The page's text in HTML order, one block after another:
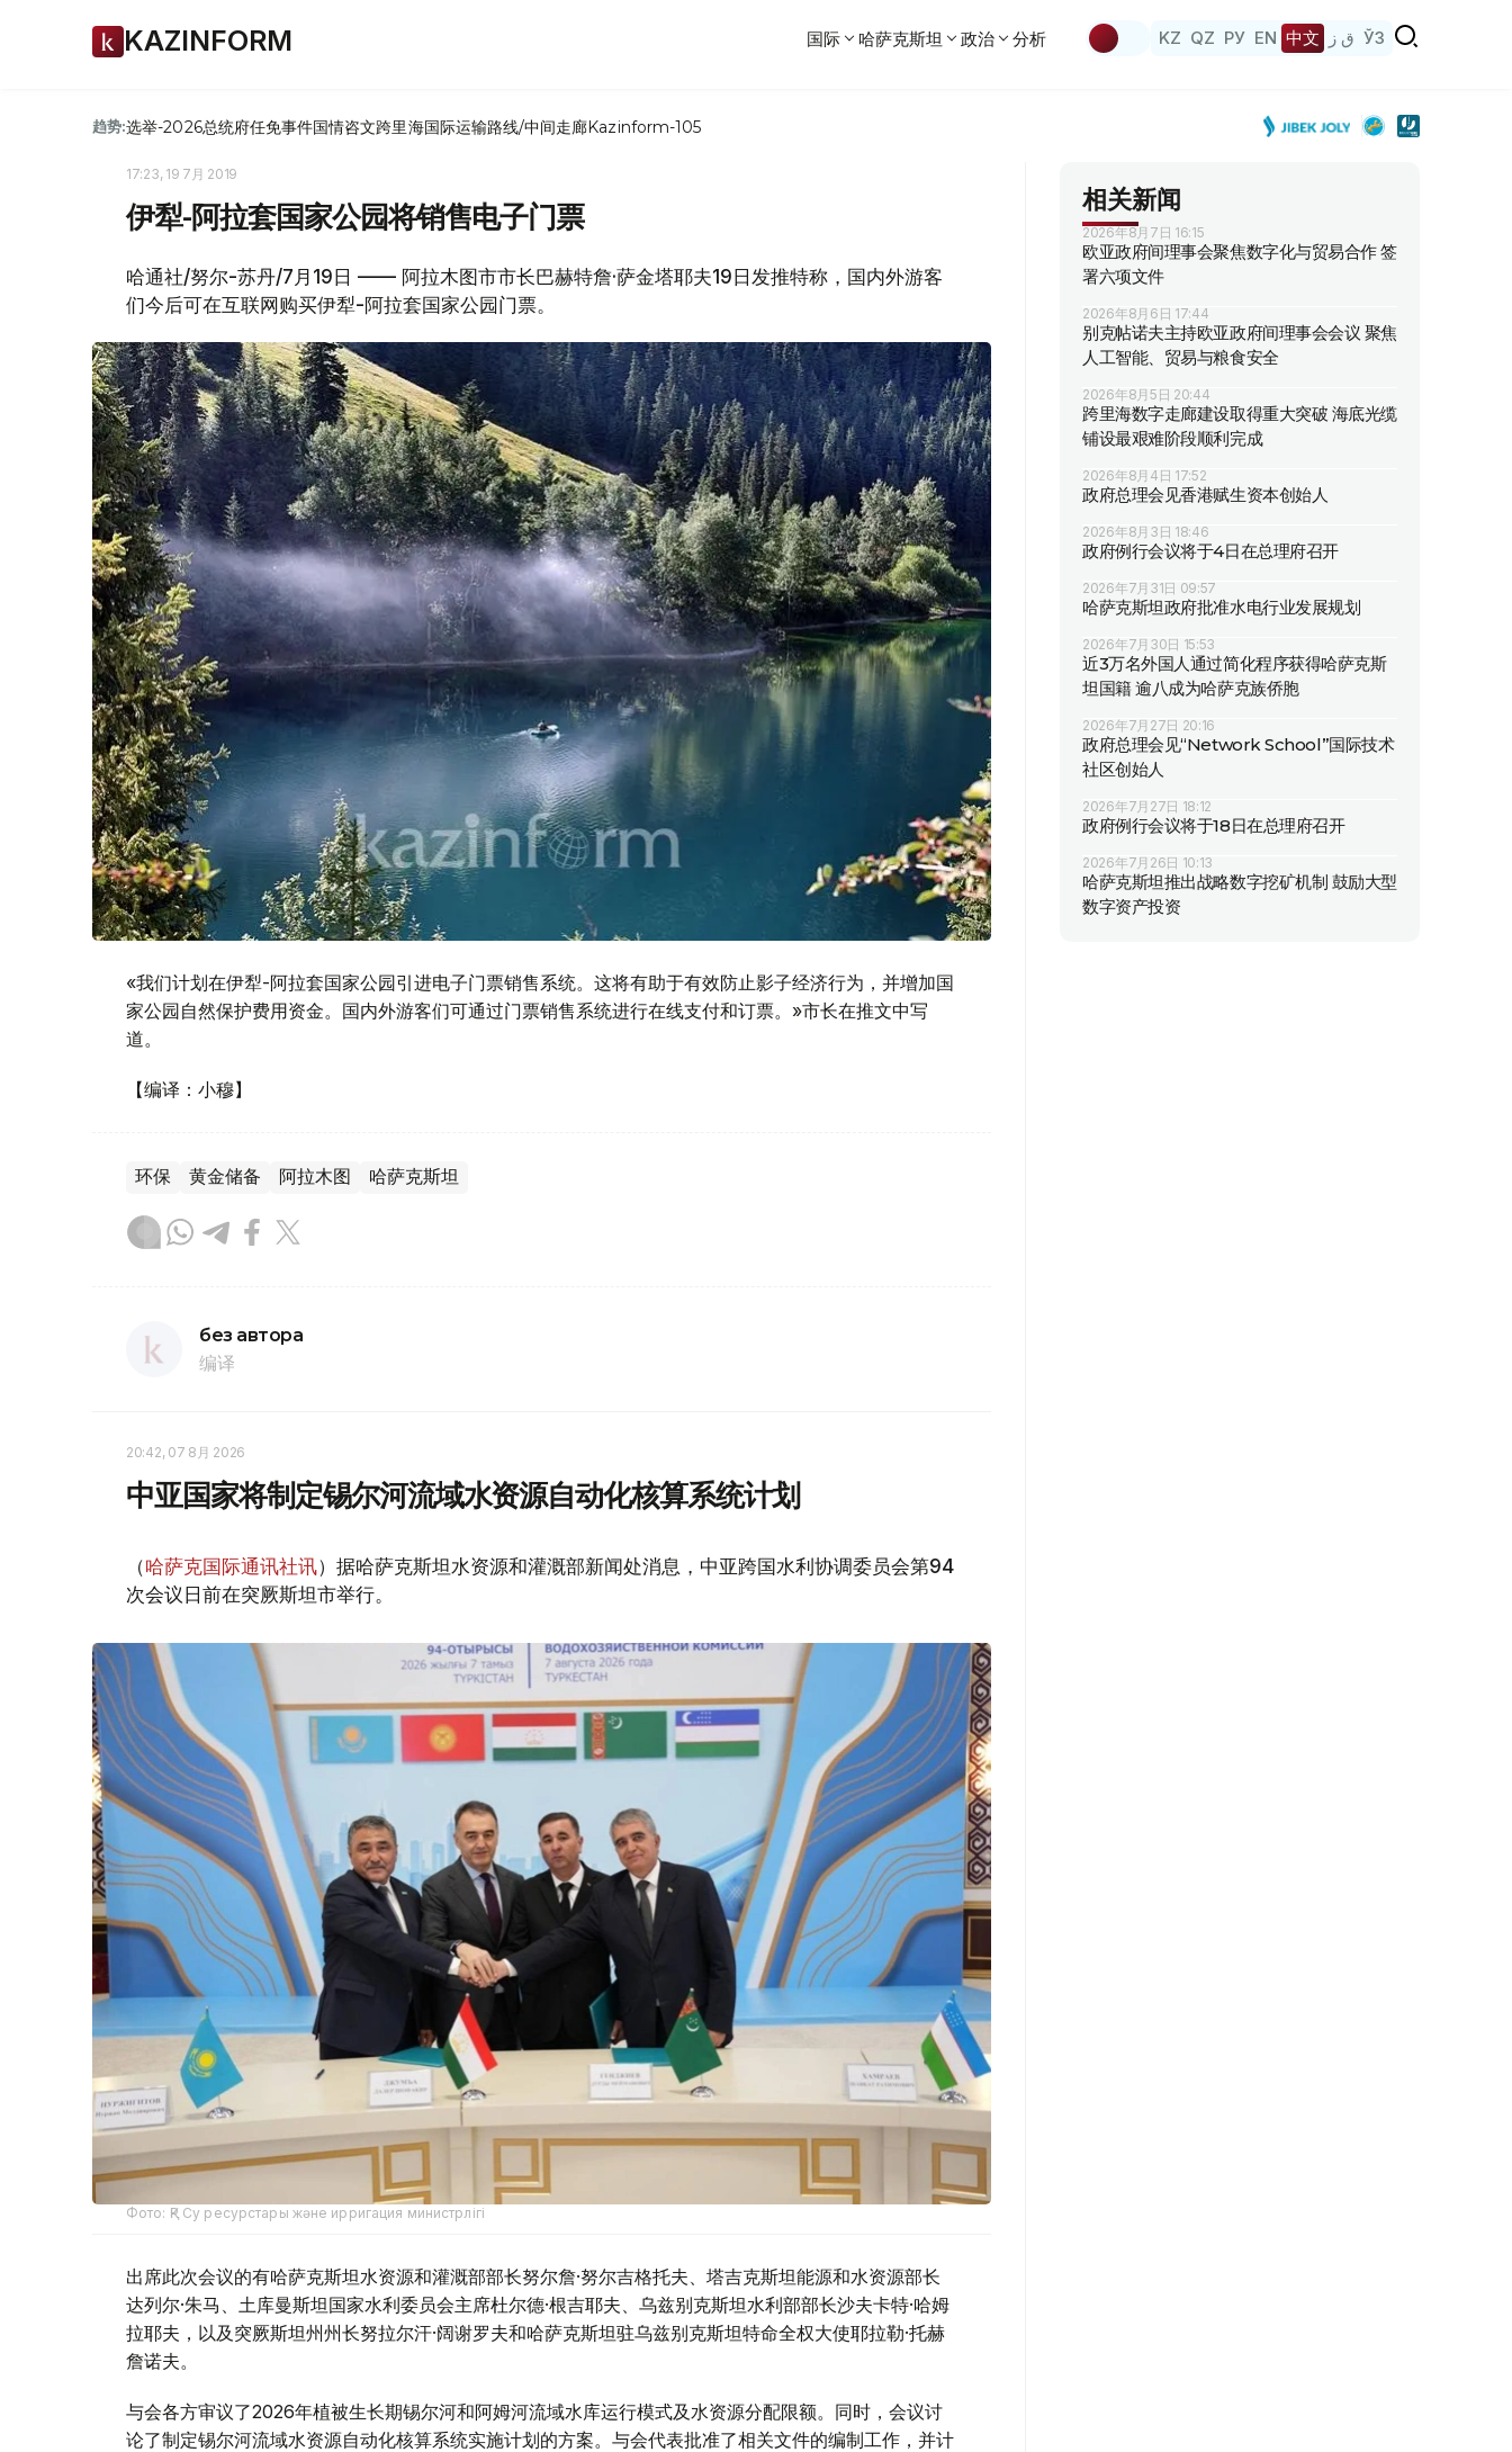
KAZINFORM 国际 哈萨克斯坦 政治 分析 KZ QZ РУ EN 中文 ق ز ЎЗ
趋势:选举-2026总统府任免事件国情咨文跨里海国际运输路线/中间走廊Kazinform-105
17:23, 19 7月 2019
伊犁-阿拉套国家公园将销售电子门票
哈通社/努尔-苏丹/7月19日 —— 阿拉木图市市长巴赫特詹·萨金塔耶夫19日发推特称，国内外游客
们今后可在互联网购买伊犁-阿拉套国家公园门票。
«我们计划在伊犁-阿拉套国家公园引进电子门票销售系统。这将有助于有效防止影子经济行为，并增加国
家公园自然保护费用资金。国内外游客们可通过门票销售系统进行在线支付和订票。»市长在推文中写
道。
【编译：小穆】
环保 黄金储备 阿拉木图 哈萨克斯坦
без автора
编译
20:42, 07 8月 2026
中亚国家将制定锡尔河流域水资源自动化核算系统计划
（哈萨克国际通讯社讯）据哈萨克斯坦水资源和灌溉部新闻处消息，中亚跨国水利协调委员会第94
次会议日前在突厥斯坦市举行。
Фото: ҚР Су ресурстары және ирригация министрлігі
出席此次会议的有哈萨克斯坦水资源和灌溉部部长努尔詹·努尔吉格托夫、塔吉克斯坦能源和水资源部长
达列尔·朱马、土库曼斯坦国家水利委员会主席杜尔德·根吉耶夫、乌兹别克斯坦水利部部长沙夫卡特·哈姆
拉耶夫，以及突厥斯坦州州长努拉尔汗·阔谢罗夫和哈萨克斯坦驻乌兹别克斯坦特命全权大使耶拉勒·托赫
詹诺夫。
与会各方审议了2026年植被生长期锡尔河和阿姆河流域水库运行模式及水资源分配限额。同时，会议讨
论了制定锡尔河流域水资源自动化核算系统实施计划的方案。与会代表批准了相关文件的编制工作，并计
相关新闻
2026年8月7日 16:15
欧亚政府间理事会聚焦数字化与贸易合作 签
署六项文件
2026年8月6日 17:44
别克帖诺夫主持欧亚政府间理事会会议 聚焦
人工智能、贸易与粮食安全
2026年8月5日 20:44
跨里海数字走廊建设取得重大突破 海底光缆
铺设最艰难阶段顺利完成
2026年8月4日 17:52
政府总理会见香港赋生资本创始人
2026年8月3日 18:46
政府例行会议将于4日在总理府召开
2026年7月31日 09:57
哈萨克斯坦政府批准水电行业发展规划
2026年7月30日 15:53
近3万名外国人通过简化程序获得哈萨克斯
坦国籍 逾八成为哈萨克族侨胞
2026年7月27日 20:16
政府总理会见“Network School”国际技术
社区创始人
2026年7月27日 18:12
政府例行会议将于18日在总理府召开
2026年7月26日 10:13
哈萨克斯坦推出战略数字挖矿机制 鼓励大型
数字资产投资